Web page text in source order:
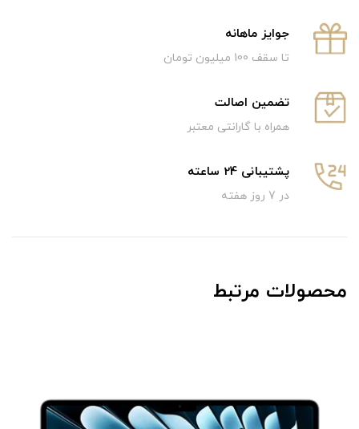
جوایز ماهانه
تا سقف 100 میلیون تومان
تضمین اصالت
همراه با گارانتی معتبر
پشتیبانی 24 ساعته
در 7 روز هفته
محصولات مرتبط